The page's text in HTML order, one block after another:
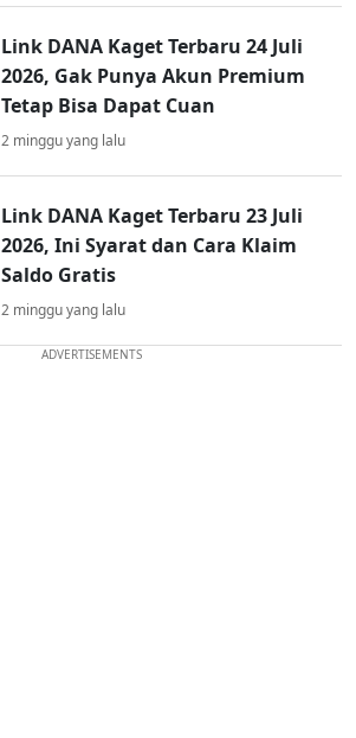
Link DANA Kaget Terbaru 24 Juli
2026, Gak Punya Akun Premium
Tetap Bisa Dapat Cuan
2 minggu yang lalu
Link DANA Kaget Terbaru 23 Juli
2026, Ini Syarat dan Cara Klaim
Saldo Gratis
2 minggu yang lalu
ADVERTISEMENTS